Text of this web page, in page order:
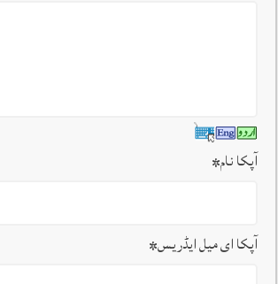
آپکا نام*
آپکا ای میل ایڈریس*